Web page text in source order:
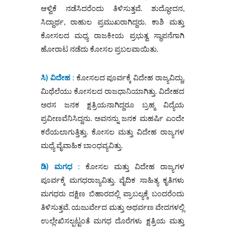
ಆಳ್ವಿಕೆ ನಡೆಸಿದರೆಂದು ತಿಳಿಸುತ್ತವೆ. ಶುದ್ಧೋದನ,
ಸಿದ್ದಾರ್ಥ, ರಾಹುಲ ಪ್ರಮುಖರಾಗಿದ್ದರು. ಕಾಶಿ ಮತ್ತು
ಕೋಸಲದ ಮಧ್ಯ ರಾಜಕೀಯ ಪ್ರಭುತ್ವ ಸ್ಥಾಪನೆಗಾಗಿ
ಹೋರಾಟ ನಡೆದು ಕೋಸಲ ಪ್ರಬಲವಾಯಿತು.
ಸಿ) ವಿದೇಹ : ಕೋಸಲದ ಪೂರ್ವಕ್ಕೆ ವಿದೇಹ ರಾಜ್ಯವಿದ್ದು,
ಮಿಥೆಲೆಯು ಕೋಸಲದ ರಾಜಧಾನಿಯಾಗಿತ್ತು. ವಿದೇಹದ
ಅರಸ ಜನಕ ಕ್ಷತ್ರಿಯನಾಗಿದ್ದರೂ ಬ್ರಹ್ಮ ವಿದ್ಯೆಯ
ಪ್ರವೀಣವೆನಿಸಿದ್ದನು. ಅವನನ್ನು ಜನಕ ಮಹರ್ಷಿ ಎಂದೇ
ಕರೆಯಲಾಗುತ್ತಿತ್ತು. ಕೋಸಲ ಮತ್ತು ವಿದೇಹ ರಾಜ್ಯಗಳ
ಮಧ್ಯೆ ವೈವಾಹಿಕ ಬಾಂಧವ್ಯವಿತ್ತು.
ಡಿ) ಮಗಧ : ಕೋಸಲ ಮತ್ತು ವಿದೇಹ ರಾಜ್ಯಗಳ
ಪೂರ್ವಕ್ಕೆ ಮಗಧರಾಜ್ಯವಿತ್ತು. ವೈದಿಕ ಸಾಹಿತ್ಯ ಕೃತಿಗಳು
ಮಗಧರು ದಕ್ಷಿಣ ಬಿಹಾರದಲ್ಲಿ ಪ್ರಾಬಲ್ಯಕ್ಕೆ ಬಂದರೆಂದು
ತಿಳಿಸುತ್ತವೆ. ಯಜುರ್ವೇದ ಮತ್ತು ಅಥರ್ವಣ ವೇದಗಳಲ್ಲಿ
ಉಲ್ಲೇಖಿಸಲ್ಪಟ್ಟಂತೆ ಮಗಧ ದೊರೆಗಳು ಕ್ಷತ್ರಿಯ ಮತ್ತು